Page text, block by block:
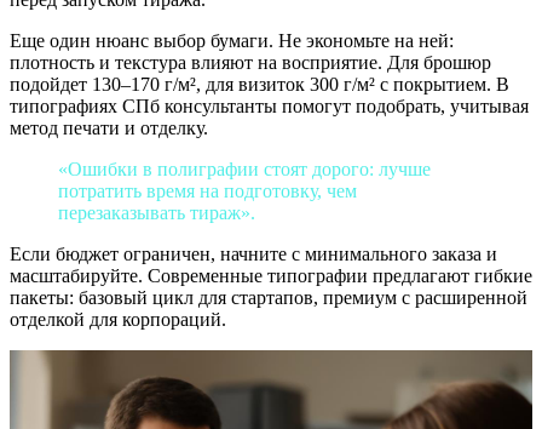
Еще один нюанс выбор бумаги. Не экономьте на ней:
плотность и текстура влияют на восприятие. Для брошюр
подойдет 130–170 г/м², для визиток 300 г/м² с покрытием. В
типографиях СПб консультанты помогут подобрать, учитывая
метод печати и отделку.
«Ошибки в полиграфии стоят дорого: лучше
потратить время на подготовку, чем
перезаказывать тираж».
Если бюджет ограничен, начните с минимального заказа и
масштабируйте. Современные типографии предлагают гибкие
пакеты: базовый цикл для стартапов, премиум с расширенной
отделкой для корпораций.